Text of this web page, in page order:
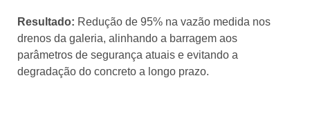
Resultado: Redução de 95% na vazão medida nos
drenos da galeria, alinhando a barragem aos
parâmetros de segurança atuais e evitando a
degradação do concreto a longo prazo.